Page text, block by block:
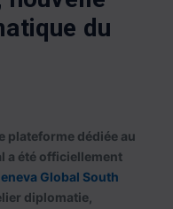
du
plateforme dédiée au
a été officiellement
Global South
diplomatie,